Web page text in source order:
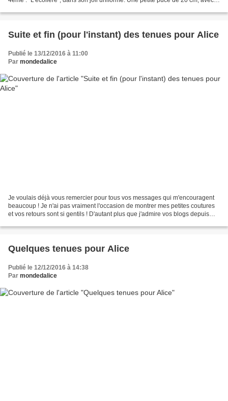
Suite et fin (pour l'instant) des tenues pour Alice
Publié le 13/12/2016 à 11:00
Par mondedalice
Je voulais déjà vous remercier pour tous vos messages qui m'encouragent
beaucoup ! Je n'ai pas vraiment l'occasion de montrer mes petites coutures
et vos retours sont si gentils ! D'autant plus que j'admire vos blogs depuis
Quelques tenues pour Alice
Publié le 12/12/2016 à 14:38
Par mondedalice